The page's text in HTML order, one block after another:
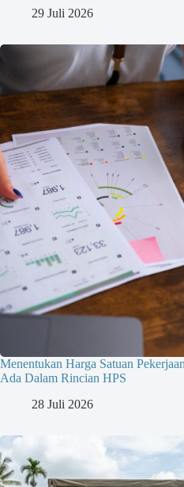
29 Juli 2026
Menentukan Harga Satuan
Ada Dalam Rincian HPS
28 Juli 2026